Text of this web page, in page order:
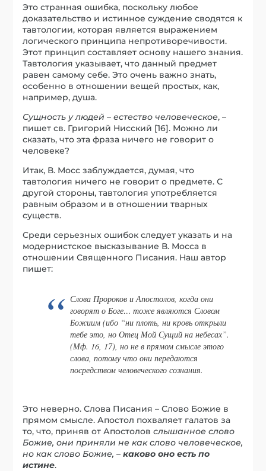
Это странная ошибка, поскольку любое
доказательство и истинное суждение сводятся к
тавтологии, которая является выражением
логического принципа непротиворечивости.
Этот принцип составляет основу нашего знания.
Тавтология указывает, что данный предмет
равен самому себе. Это очень важно знать,
особенно в отношении вещей простых, как,
например, душа.
Сущность у людей – естество человеческое, –
пишет св. Григорий Нисский [16]. Можно ли
сказать, что эта фраза ничего не говорит о
человеке?
Итак, В. Мосс заблуждается, думая, что
тавтология ничего не говорит о предмете. С
другой стороны, тавтология употребляется
равным образом и в отношении тварных
существ.
Среди серьезных ошибок следует указать и на
модернистское высказывание В. Мосса в
отношении Священного Писания. Наш автор
пишет:
Слова Пророков и Апостолов, когда они
говорят о Боге… тоже являются Словом
Божиим (ибо “ни плоть, ни кровь открыли
тебе это, но Отец Мой Сущий на небесах”.
(Мф. 16, 17), но не в прямом смысле этого
слова, потому что они передаются
посредством человеческого сознания.
Это неверно. Слова Писания – Слово Божие в
прямом смысле. Апостол похваляет галатов за
то, что, приняв от Апостоловслышанное слово
Божие, они приняли не как слово человеческое,
но как слово Божие, –каково оно есть по
истине.